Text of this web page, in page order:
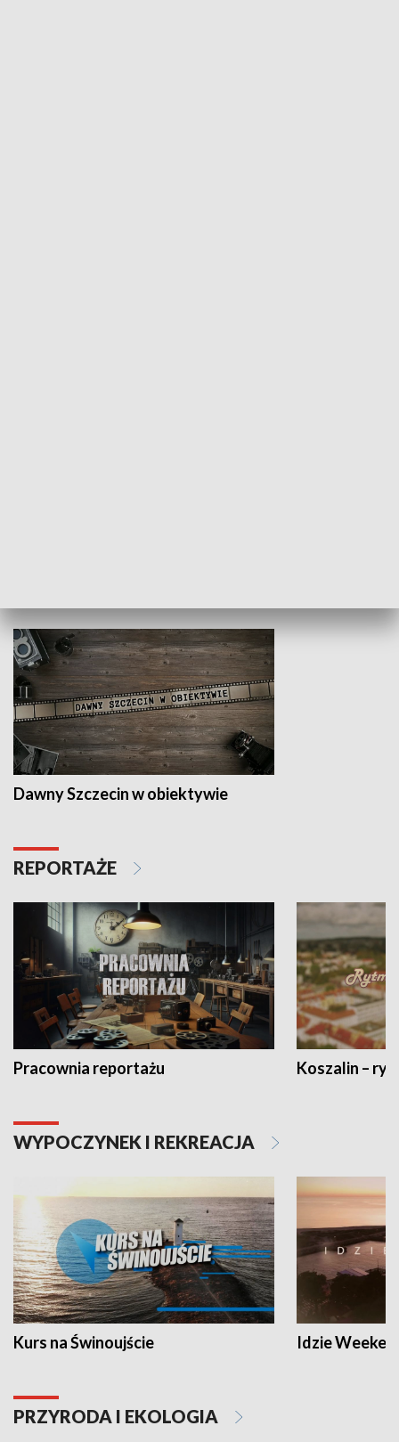
Dawny Szczecin w obiektywie
REPORTAŻE
Pracownia reportażu Koszalin –
WYPOCZYNEK I REKREACJA
Kurs na Świnoujście Idzie
PRZYRODA I EKOLOGIA